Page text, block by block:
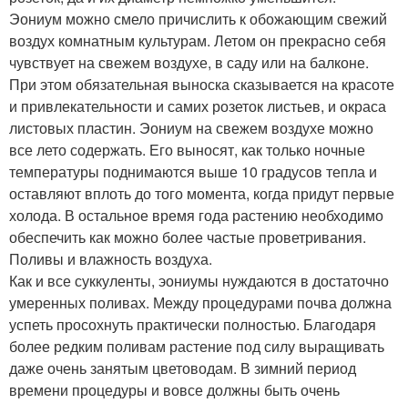
Эониум можно смело причислить к обожающим свежий
воздух комнатным культурам. Летом он прекрасно себя
чувствует на свежем воздухе, в саду или на балконе.
При этом обязательная выноска сказывается на красоте
и привлекательности и самих розеток листьев, и окраса
листовых пластин. Эониум на свежем воздухе можно
все лето содержать. Его выносят, как только ночные
температуры поднимаются выше 10 градусов тепла и
оставляют вплоть до того момента, когда придут первые
холода. В остальное время года растению необходимо
обеспечить как можно более частые проветривания.
Поливы и влажность воздуха.
Как и все суккуленты, эониумы нуждаются в достаточно
умеренных поливах. Между процедурами почва должна
успеть просохнуть практически полностью. Благодаря
более редким поливам растение под силу выращивать
даже очень занятым цветоводам. В зимний период
времени процедуры и вовсе должны быть очень